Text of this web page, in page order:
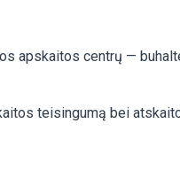
apskaitos centrų —
teisingumą bei